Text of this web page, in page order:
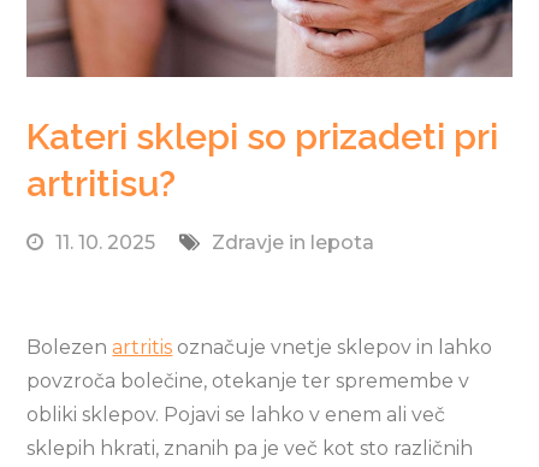
Kateri sklepi so prizadeti pri
artritisu?
11. 10. 2025 Zdravje in lepota
Bolezenartritis označuje vnetje sklepov in lahko
povzroča bolečine, otekanje ter spremembe v
obliki sklepov. Pojavi se lahko v enem ali več
sklepih hkrati, znanih pa je več kot sto različnih